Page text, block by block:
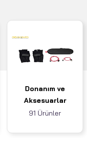
Donanım ve
Aksesuarlar
91 Ürünler